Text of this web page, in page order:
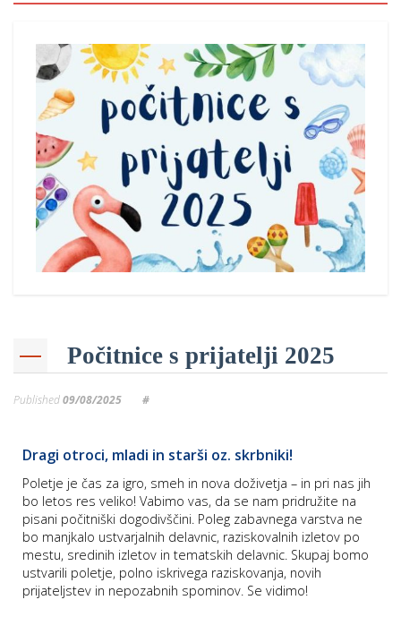
Počitnice s prijatelji 2025
Published09/08/2025 #
Dragi otroci, mladi in starši oz. skrbniki!
Poletje je čas za igro, smeh in nova doživetja – in pri nas jih
bo letos res veliko! Vabimo vas, da se nam pridružite na
pisani počitniški dogodivščini. Poleg zabavnega varstva ne
bo manjkalo ustvarjalnih delavnic, raziskovalnih izletov po
mestu, sredinih izletov in tematskih delavnic. Skupaj bomo
ustvarili poletje, polno iskrivega raziskovanja, novih
prijateljstev in nepozabnih spominov. Se vidimo!